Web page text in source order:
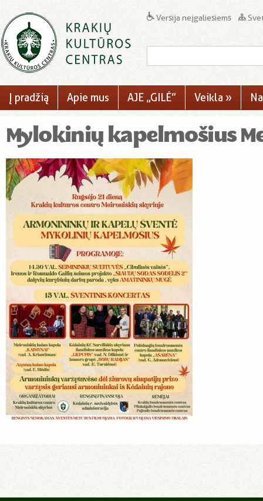
Versija neįgaliesiems
Į pradžią Apie mus AJE „GILĖ” Veikla »
Mylokinių kapelmošius